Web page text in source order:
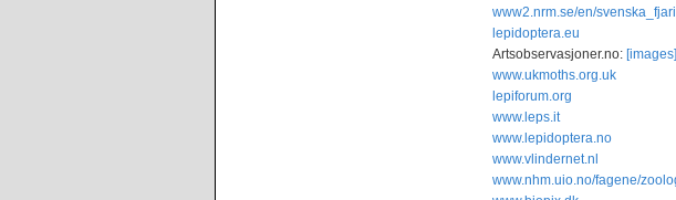
www2.nrm.se/en/
lepidoptera.eu
Artsobservasjoner.no: [images]
www.ukmoths.org.uk
lepiforum.org
www.leps.it
www.lepidoptera.no
www.vlindernet.nl
www.nhm.uio.no/fagene/